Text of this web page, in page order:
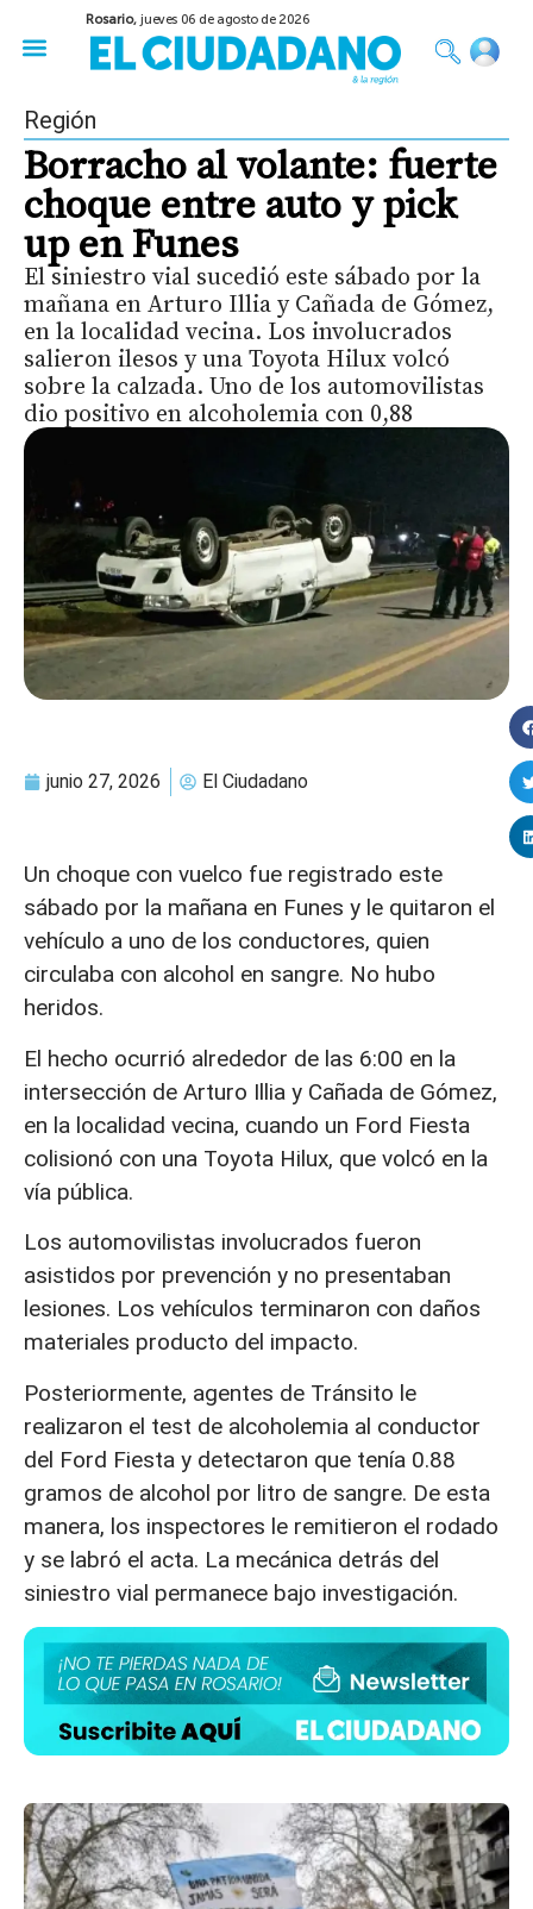
Rosario,jueves 06 de agosto de 2026
Región
Borracho al volante: fuerte
choque entre auto y pick
up en Funes
El siniestro vial sucedió este sábado por la
mañana en Arturo Illia y Cañada de Gómez,
en la localidad vecina. Los involucrados
salieron ilesos y una Toyota Hilux volcó
sobre la calzada. Uno de los automovilistas
dio positivo en alcoholemia con 0,88
junio 27, 2026 El Ciudadano
Un choque con vuelco fue registrado este
sábado por la mañana en Funes y le quitaron el
vehículo a uno de los conductores, quien
circulaba con alcohol en sangre. No hubo
heridos.
El hecho ocurrió alrededor de las 6:00 en la
intersección de Arturo Illia y Cañada de Gómez,
en la localidad vecina, cuando un Ford Fiesta
colisionó con una Toyota Hilux, que volcó en la
vía pública.
Los automovilistas involucrados fueron
asistidos por prevención y no presentaban
lesiones. Los vehículos terminaron con daños
materiales producto del impacto.
Posteriormente, agentes de Tránsito le
realizaron el test de alcoholemia al conductor
del Ford Fiesta y detectaron que tenía 0.88
gramos de alcohol por litro de sangre. De esta
manera, los inspectores le remitieron el rodado
y se labró el acta. La mecánica detrás del
siniestro vial permanece bajo investigación.